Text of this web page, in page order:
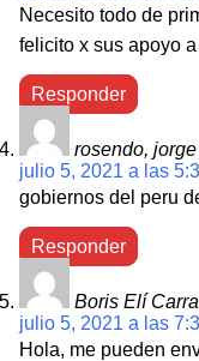
Necesito todo de
felicito x sus apoyo
Responder
rosendo,
julio 5, 2021 a las
gobiernos del peru
Responder
Boris Elí
julio 5, 2021 a las
Hola, me pueden